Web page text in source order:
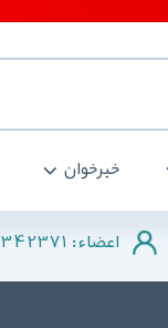
خبرخوان
اعضاء : 342371